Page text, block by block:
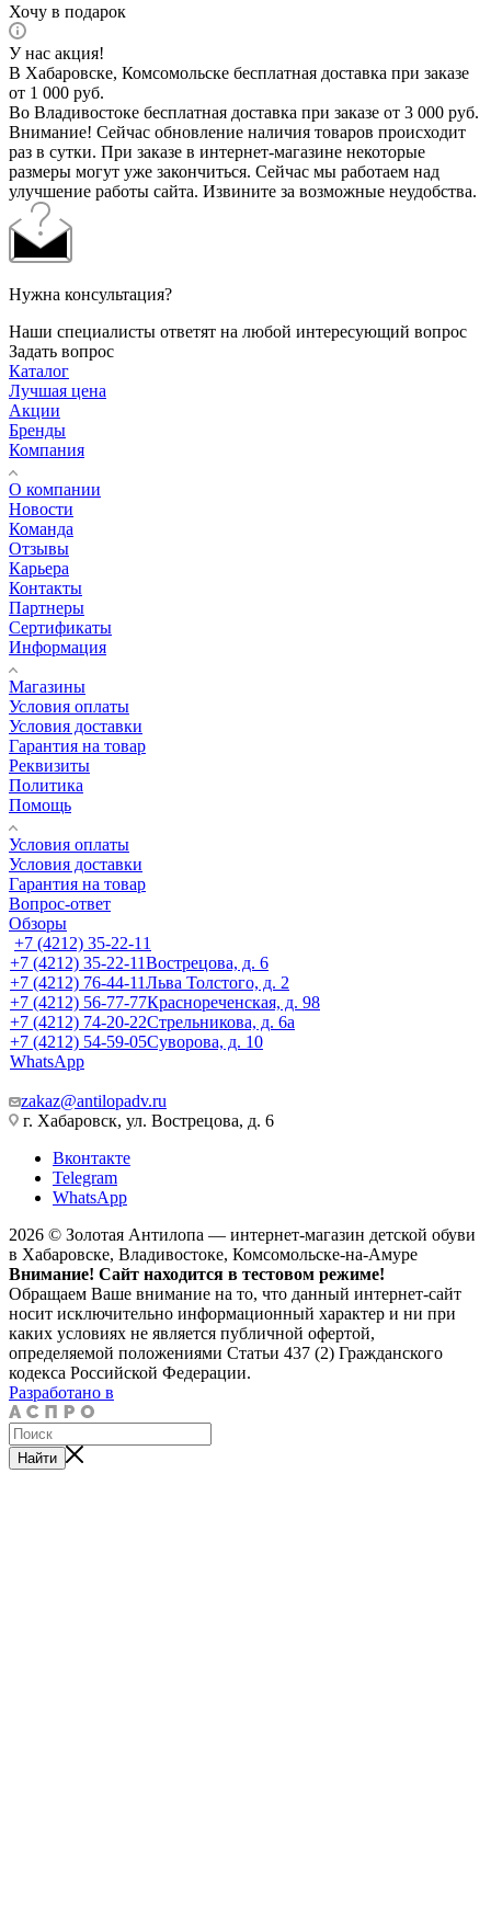
Хочу в подарок
У нас акция!
В Хабаровске, Комсомольске бесплатная доставка при заказе
от 1 000 руб.
Во Владивостоке бесплатная доставка при заказе от 3 000 руб.
Внимание! Сейчас обновление наличия товаров происходит
раз в сутки. При заказе в интернет-магазине некоторые
размеры могут уже закончиться. Сейчас мы работаем над
улучшение работы сайта. Извините за возможные неудобства.
Нужна консультация?
Наши специалисты ответят на любой интересующий вопрос
Задать вопрос
Каталог
Лучшая цена
Акции
Бренды
Компания
О компании
Новости
Команда
Отзывы
Карьера
Контакты
Партнеры
Сертификаты
Информация
Магазины
Условия оплаты
Условия доставки
Гарантия на товар
Реквизиты
Политика
Помощь
Условия оплаты
Условия доставки
Гарантия на товар
Вопрос-ответ
Обзоры
+7 (4212) 35-22-11
+7 (4212) 35-22-11Вострецова, д. 6
+7 (4212) 76-44-11Льва Толстого, д. 2
+7 (4212) 56-77-77Краснореченская, д. 98
+7 (4212) 74-20-22Стрельникова, д. 6а
+7 (4212) 54-59-05Суворова, д. 10
WhatsApp
zakaz@antilopadv.ru
г. Хабаровск, ул. Вострецова, д. 6
Вконтакте
Telegram
WhatsApp
2026 © Золотая Антилопа — интернет-магазин детской обуви
в Хабаровске, Владивостоке, Комсомольске-на-Амуре
Внимание! Сайт находится в тестовом режиме!
Обращаем Ваше внимание на то, что данный интернет-сайт
носит исключительно информационный характер и ни при
каких условиях не является публичной офертой,
определяемой положениями Статьи 437 (2) Гражданского
кодекса Российской Федерации.
Разработано в
Найти